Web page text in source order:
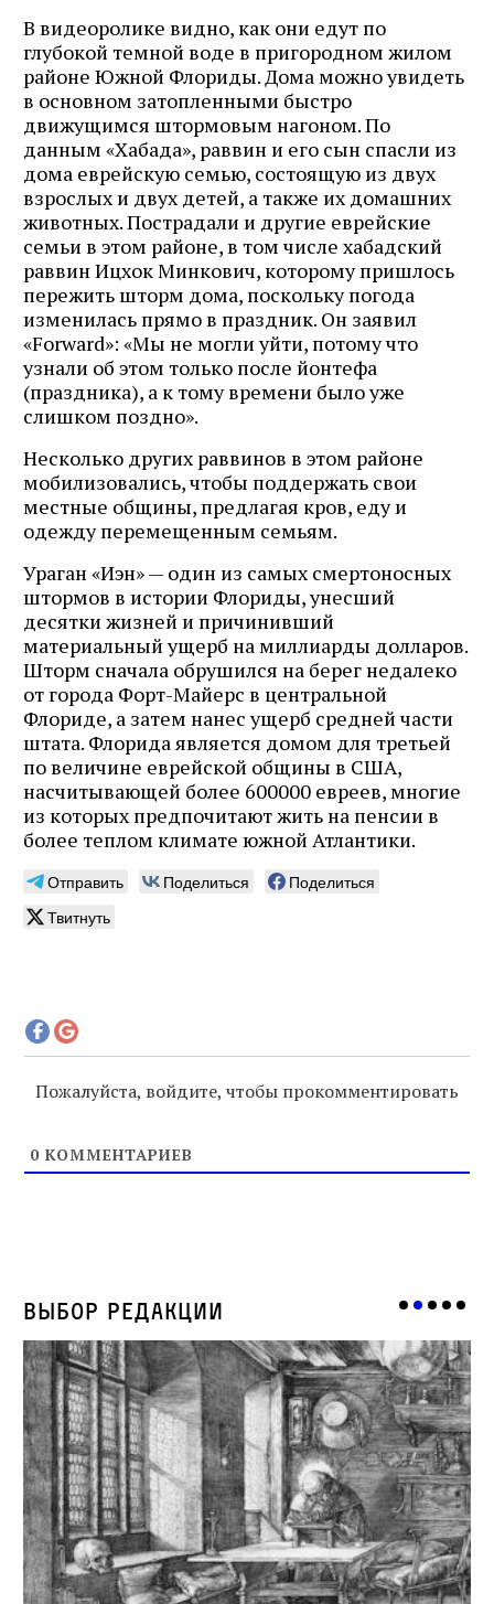
В видеоролике видно, как они едут по
глубокой темной воде в пригородном жилом
районе Южной Флориды. Дома можно увидеть
в основном затопленными быстро
движущимся штормовым нагоном. По
данным «Хабада», раввин и его сын спасли из
дома еврейскую семью, состоящую из двух
взрослых и двух детей, а также их домашних
животных. Пострадали и другие еврейские
семьи в этом районе, в том числе хабадский
раввин Ицхок Минкович, которому пришлось
пережить шторм дома, поскольку погода
изменилась прямо в праздник. Он заявил
«Forward»: «Мы не могли уйти, потому что
узнали об этом только после йонтефа
(праздника), а к тому времени было уже
слишком поздно».
Несколько других раввинов в этом районе
мобилизовались, чтобы поддержать свои
местные общины, предлагая кров, еду и
одежду перемещенным семьям.
Ураган «Иэн» — один из самых смертоносных
штормов в истории Флориды, унесший
десятки жизней и причинивший
материальный ущерб на миллиарды долларов.
Шторм сначала обрушился на берег недалеко
от города Форт-Майерс в центральной
Флориде, а затем нанес ущерб средней части
штата. Флорида является домом для третьей
по величине еврейской общины в США,
насчитывающей более 600000 евреев, многие
из которых предпочитают жить на пенсии в
более теплом климате южной Атлантики.
Отправить Поделиться
Поделиться
Твитнуть
Пожалуйста, войдите, чтобы прокомментировать
0 КОММЕНТАРИЕВ
Выбор редакции